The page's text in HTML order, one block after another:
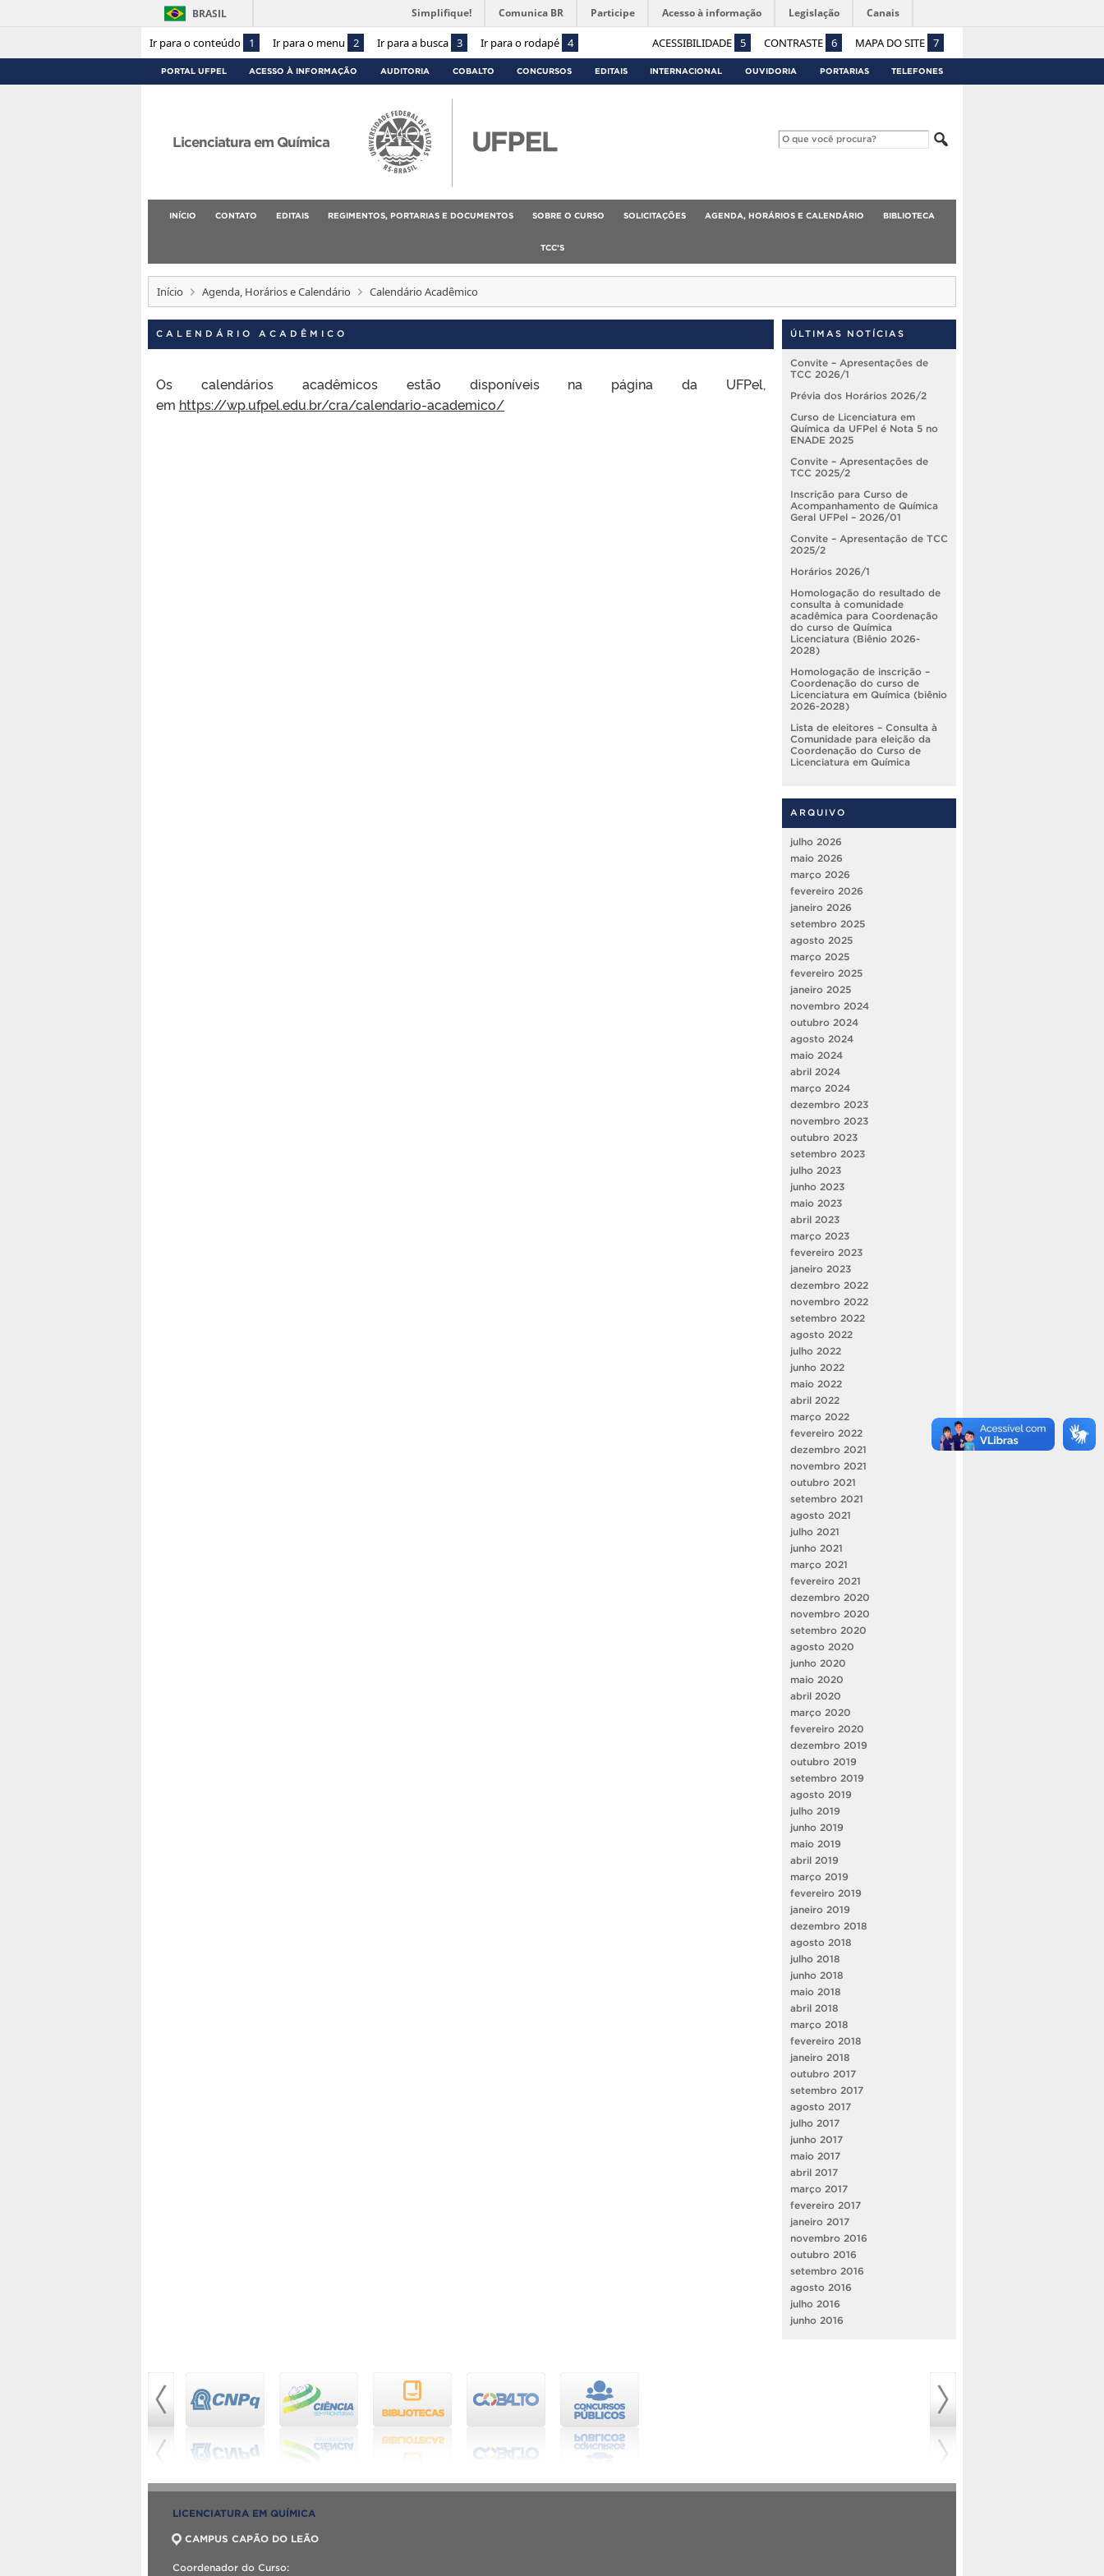
Ir para o conteúdo 1 Ir para o menu 2 Ir para a busca 3 Ir para o rodapé 4 ACESSIBILIDADE 5 CONTRASTE 6 MAPA DO SITE 7
BRASIL Simplifique! Comunica BR Participe Acesso à informação Legislação Canais
PORTAL UFPEL ACESSO À INFORMAÇÃO AUDITORIA COBALTO CONCURSOS EDITAIS INTERNACIONAL OUVIDORIA PORTARIAS TELEFONES
Licenciatura em Química
INÍCIO CONTATO EDITAIS REGIMENTOS, PORTARIAS E DOCUMENTOS SOBRE O CURSO SOLICITAÇÕES AGENDA, HORÁRIOS E CALENDÁRIO BIBLIOTECA
TCC’S
Início Agenda, Horários e Calendário Calendário Acadêmico
CALENDÁRIO ACADÊMICO
Os calendários acadêmicos estão disponíveis na página da UFPel,
em https://wp.ufpel.edu.br/cra/calendario-academico/
ÚLTIMAS NOTÍCIAS
Convite – Apresentações de
TCC 2026/1
Prévia dos Horários 2026/2
Curso de Licenciatura em
Química da UFPel é Nota 5 no
ENADE 2025
Convite – Apresentações de
TCC 2025/2
Inscrição para Curso de
Acompanhamento de Química
Geral UFPel – 2026/01
Convite – Apresentação de TCC
2025/2
Horários 2026/1
Homologação do resultado de
consulta à comunidade
acadêmica para Coordenação
do curso de Química
Licenciatura (Biênio 2026-
2028)
Homologação de inscrição –
Coordenação do curso de
Licenciatura em Química (biênio
2026-2028)
Lista de eleitores – Consulta à
Comunidade para eleição da
Coordenação do Curso de
Licenciatura em Química
ARQUIVO
julho 2026
maio 2026
março 2026
fevereiro 2026
janeiro 2026
setembro 2025
agosto 2025
março 2025
fevereiro 2025
janeiro 2025
novembro 2024
outubro 2024
agosto 2024
maio 2024
abril 2024
março 2024
dezembro 2023
novembro 2023
outubro 2023
setembro 2023
julho 2023
junho 2023
maio 2023
abril 2023
março 2023
fevereiro 2023
janeiro 2023
dezembro 2022
novembro 2022
setembro 2022
agosto 2022
julho 2022
junho 2022
maio 2022
abril 2022
março 2022
fevereiro 2022
dezembro 2021
novembro 2021
outubro 2021
setembro 2021
agosto 2021
julho 2021
junho 2021
março 2021
fevereiro 2021
dezembro 2020
novembro 2020
setembro 2020
agosto 2020
junho 2020
maio 2020
abril 2020
março 2020
fevereiro 2020
dezembro 2019
outubro 2019
setembro 2019
agosto 2019
julho 2019
junho 2019
maio 2019
abril 2019
março 2019
fevereiro 2019
janeiro 2019
dezembro 2018
agosto 2018
julho 2018
junho 2018
maio 2018
abril 2018
março 2018
fevereiro 2018
janeiro 2018
outubro 2017
setembro 2017
agosto 2017
julho 2017
junho 2017
maio 2017
abril 2017
março 2017
fevereiro 2017
janeiro 2017
novembro 2016
outubro 2016
setembro 2016
agosto 2016
julho 2016
junho 2016
LICENCIATURA EM QUÍMICA
CAMPUS CAPÃO DO LEÃO
Coordenador do Curso: